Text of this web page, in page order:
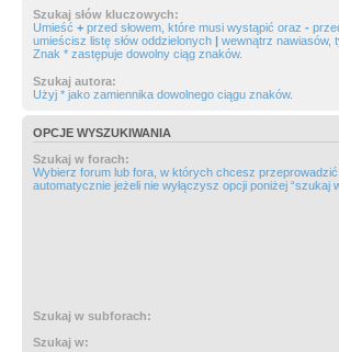
Szukaj słów kluczowych:
Umieść + przed słowem, które musi wystąpić oraz -
umieścisz listę słów oddzielonych | wewnątrz nawiasów,
Znak * zastępuje dowolny ciąg znaków.
Szukaj autora:
Użyj * jako zamiennika dowolnego ciągu znaków.
OPCJE WYSZUKIWANIA
Szukaj w forach:
Wybierz forum lub fora, w których chcesz
automatycznie jeżeli nie wyłączysz opcji poniżej “szukaj
Szukaj w subforach:
Szukaj w: